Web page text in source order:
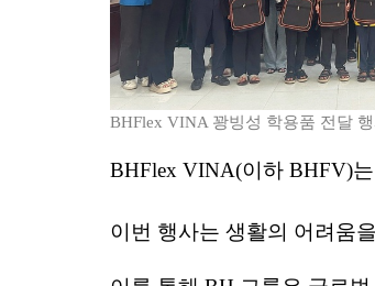
BHFlex VINA 꽝빙성 학용품 전달
BHFlex VINA(이하 BHFV)
이번 행사는 생활의 어려움을